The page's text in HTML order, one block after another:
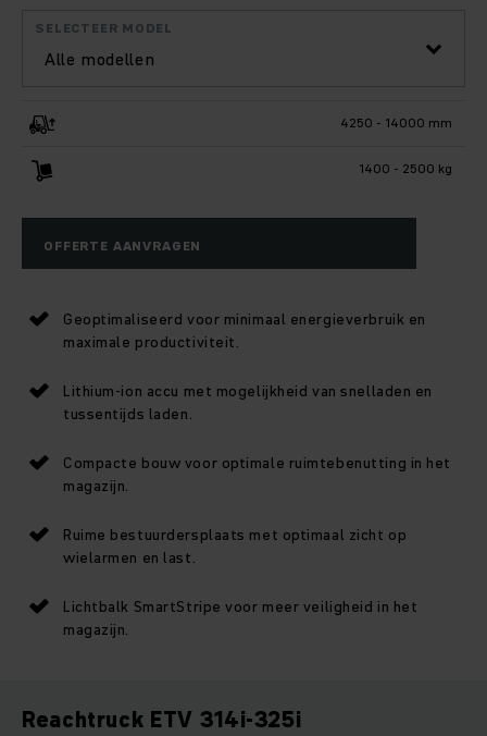
Alle modellen
SELECTEER MODEL
4250 - 14000 mm
1400 - 2500 kg
OFFERTE AANVRAGEN
Geoptimaliseerd voor minimaal energieverbruik en
maximale productiviteit.
Lithium-ion accu met mogelijkheid van snelladen en
tussentijds laden.
Compacte bouw voor optimale ruimtebenutting in het
magazijn.
Ruime bestuurdersplaats met optimaal zicht op
wielarmen en last.
Lichtbalk SmartStripe voor meer veiligheid in het
magazijn.
Reachtruck ETV 314i-325i